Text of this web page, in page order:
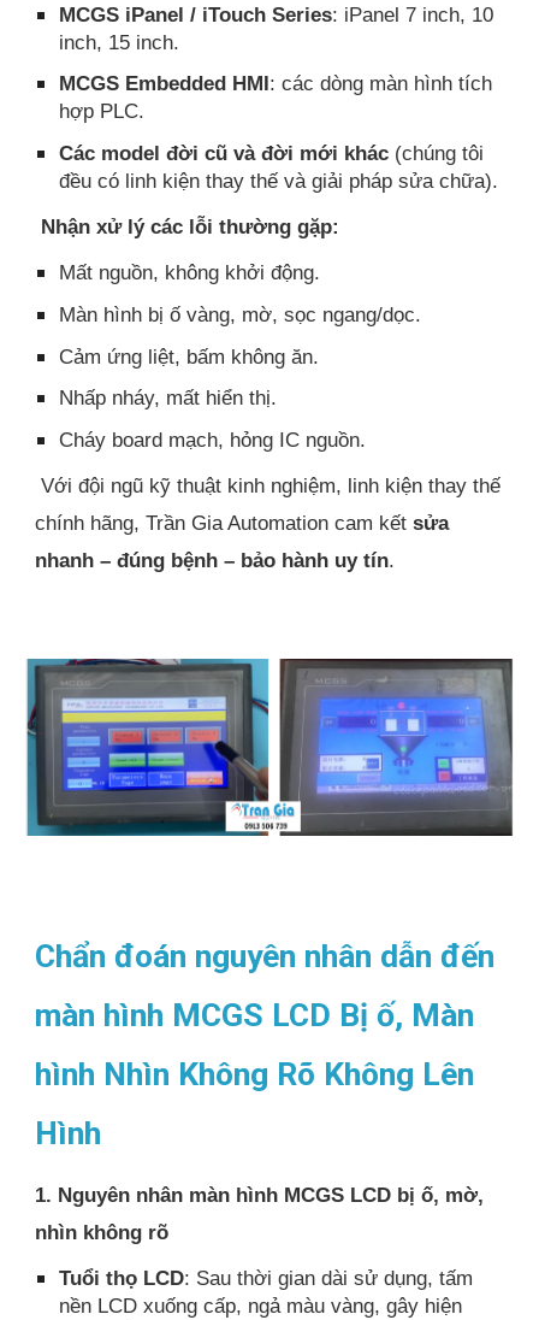
MCGS iPanel / iTouch Series: iPanel 7 inch, 10
inch, 15 inch.
MCGS Embedded HMI: các dòng màn hình tích
hợp PLC.
Các model đời cũ và đời mới khác (chúng tôi
đều có linh kiện thay thế và giải pháp sửa chữa).
Nhận xử lý các lỗi thường gặp:
Mất nguồn, không khởi động.
Màn hình bị ố vàng, mờ, sọc ngang/dọc.
Cảm ứng liệt, bấm không ăn.
Nhấp nháy, mất hiển thị.
Cháy board mạch, hỏng IC nguồn.
Với đội ngũ kỹ thuật kinh nghiệm, linh kiện thay thế
chính hãng, Trần Gia Automation cam kếtsửa
nhanh – đúng bệnh – bảo hành uy tín.
Chẩn đoán nguyên nhân dẫn đến
màn hình MCGS LCD Bị ố, Màn
hình Nhìn Không Rõ Không Lên
Hình
1. Nguyên nhân màn hình MCGS LCD bị ố, mờ,
nhìn không rõ
Tuổi thọ LCD: Sau thời gian dài sử dụng, tấm
nền LCD xuống cấp, ngả màu vàng, gây hiện